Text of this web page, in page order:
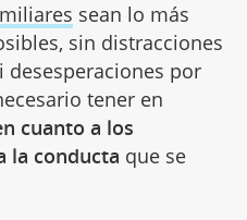
sean lo más
sin distracciones
por
tener en
cuanto a los
la conducta que se